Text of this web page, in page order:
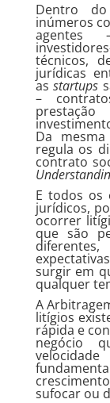
Dentro
inúmeros
agentes
técnicos,
jurídicas
asstartups
–
Da
regula os
contrato
E todos os
jurídicos,
ocorrer
que são
surgir em
qualquer
A
litígios
rápida e
negócio
sufocar ou